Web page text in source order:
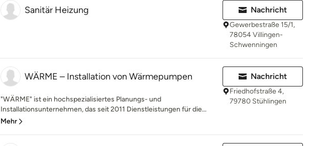
Sanitär Heizung Nachricht
Gewerbestraße 15/1,
78054 Villingen-
Schwenningen
WÄRME – Installation von Wärmepumpen
"WÄRME" ist ein hochspezialisiertes Planungs- und
Installationsunternehmen, das seit 2011 Dienstleistungen für die...
Mehr
Nachricht
Friedhofstraße 4,
79780 Stühlingen